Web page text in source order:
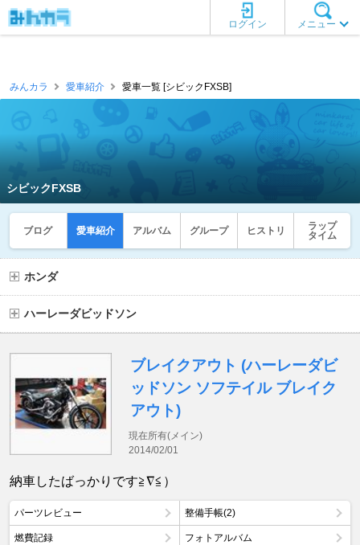
メニュー
ログイン
みんカラ 愛車紹介 愛車一覧 [シビックFXSB]
シビックFXSB
ブログ 愛車紹介 アルバム グループ ヒストリ
ラップ
タイム
ホンダ
ハーレーダビッドソン
ブレイクアウト (ハーレーダビ
ッドソン ソフテイル ブレイク
アウト)
現在所有(メイン)
2014/02/01
納車したばっかりです≧∇≦）
パーツレビュー 整備手帳(2)
燃費記録 フォトアルバム